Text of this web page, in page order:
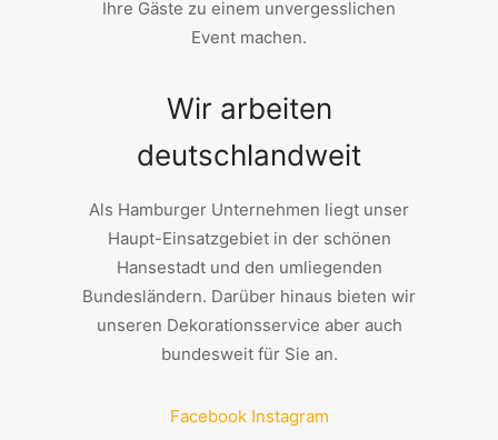
Ihre Gäste zu einem unvergesslichen
Event machen.
Wir arbeiten
deutschlandweit
Als Hamburger Unternehmen liegt unser
Haupt-Einsatzgebiet in der schönen
Hansestadt und den umliegenden
Bundesländern. Darüber hinaus bieten wir
unseren Dekorationsservice aber auch
bundesweit für Sie an.
Facebook Instagram